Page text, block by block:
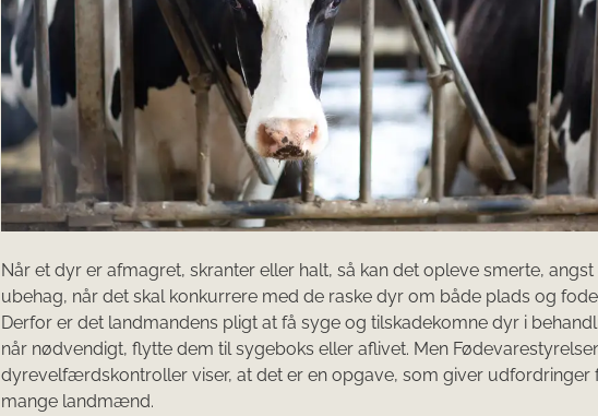
Når et dyr er afmagret, skranter eller halt, så kan det opleve smerte, angst
ubehag, når det skal konkurrere med de raske dyr om både plads og
Derfor er det landmandens pligt at få syge og tilskadekomne dyr i
når nødvendigt, flytte dem til sygeboks eller aflivet. Men
dyrevelfærdskontroller viser, at det er en opgave, som giver udfordringer
mange landmænd.